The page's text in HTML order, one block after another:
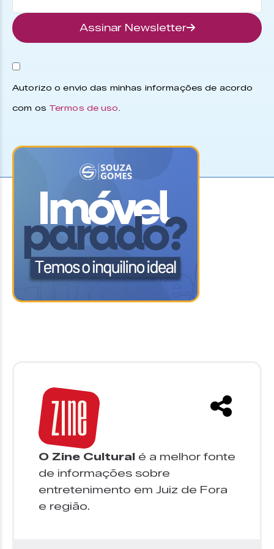
Assinar Newsletter
Autorizo o envio das minhas informações de acordo
com os Termos de uso
O Zine Cultural é a melhor fonte
de informações sobre
entretenimento em Juiz de Fora
e região.